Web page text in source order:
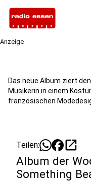
Anzeige
Das neue Album ziert
Musikerin in einem
französischen
Teilen: open_in_new
Album der
Something